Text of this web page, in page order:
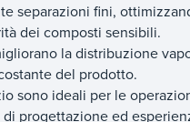
separazioni fini,
dei composti sensibili.
la distribuzione
del prodotto.
sono ideali per le
progettazione ed